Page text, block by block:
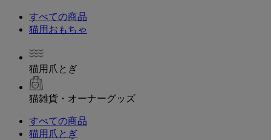
すべての商品
猫用おもちゃ
猫用爪とぎ
猫雑貨・オーナーグッズ
すべての商品
猫用爪とぎ